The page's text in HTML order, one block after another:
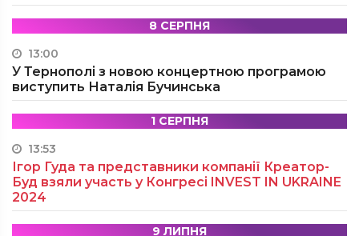
8 СЕРПНЯ
13:00
У Тернополі з новою концертною програмою
виступить Наталія Бучинська
1 СЕРПНЯ
13:53
Ігор Гуда та представники компанії Креатор-
Буд взяли участь у Конгресі INVEST IN UKRAINE
2024
9 ЛИПНЯ